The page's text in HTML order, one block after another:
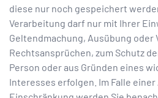
diese nur noch gespeichert
Verarbeitung darf nur mit Ihrer
Geltendmachung, Ausübung oder
Rechtsansprüchen, zum Schutz
Person oder aus Gründen eines
Interesses erfolgen. Im Falle